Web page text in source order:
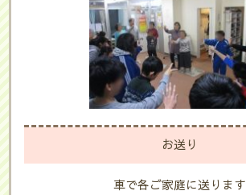
お送り
車で各ご家庭に送ります